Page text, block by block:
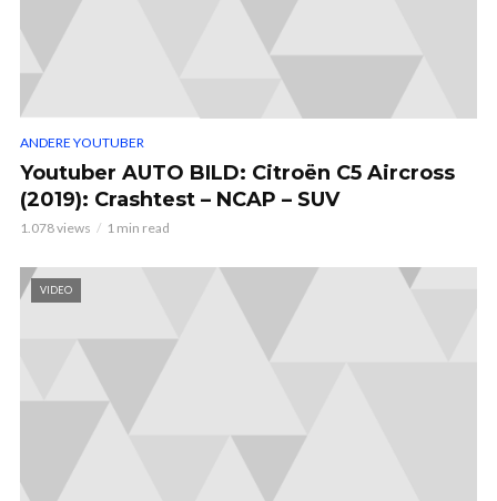
ANDERE YOUTUBER
Youtuber AUTO BILD: Citroën C5 Aircross
(2019): Crashtest – NCAP – SUV
1.078 views 1 min read
VIDEO